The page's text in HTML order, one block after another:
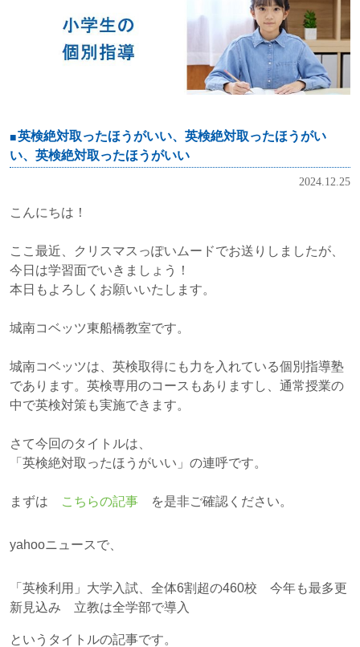
英検絶対取ったほうがいい、英検絶対取ったほうがい
い、英検絶対取ったほうがいい
2024.12.25
こんにちは！
ここ最近、クリスマスっぽいムードでお送りしましたが、
今日は学習面でいきましょう！
本日もよろしくお願いいたします。
城南コベッツ東船橋教室です。
城南コベッツは、英検取得にも力を入れている個別指導塾
であります。英検専用のコースもありますし、通常授業の
中で英検対策も実施できます。
さて今回のタイトルは、
「英検絶対取ったほうがいい」の連呼です。
まずは こちらの記事 を是非ご確認ください。
yahooニュースで、
「英検利用」大学入試、全体6割超の460校 今年も最多更
新見込み 立教は全学部で導入
というタイトルの記事です。